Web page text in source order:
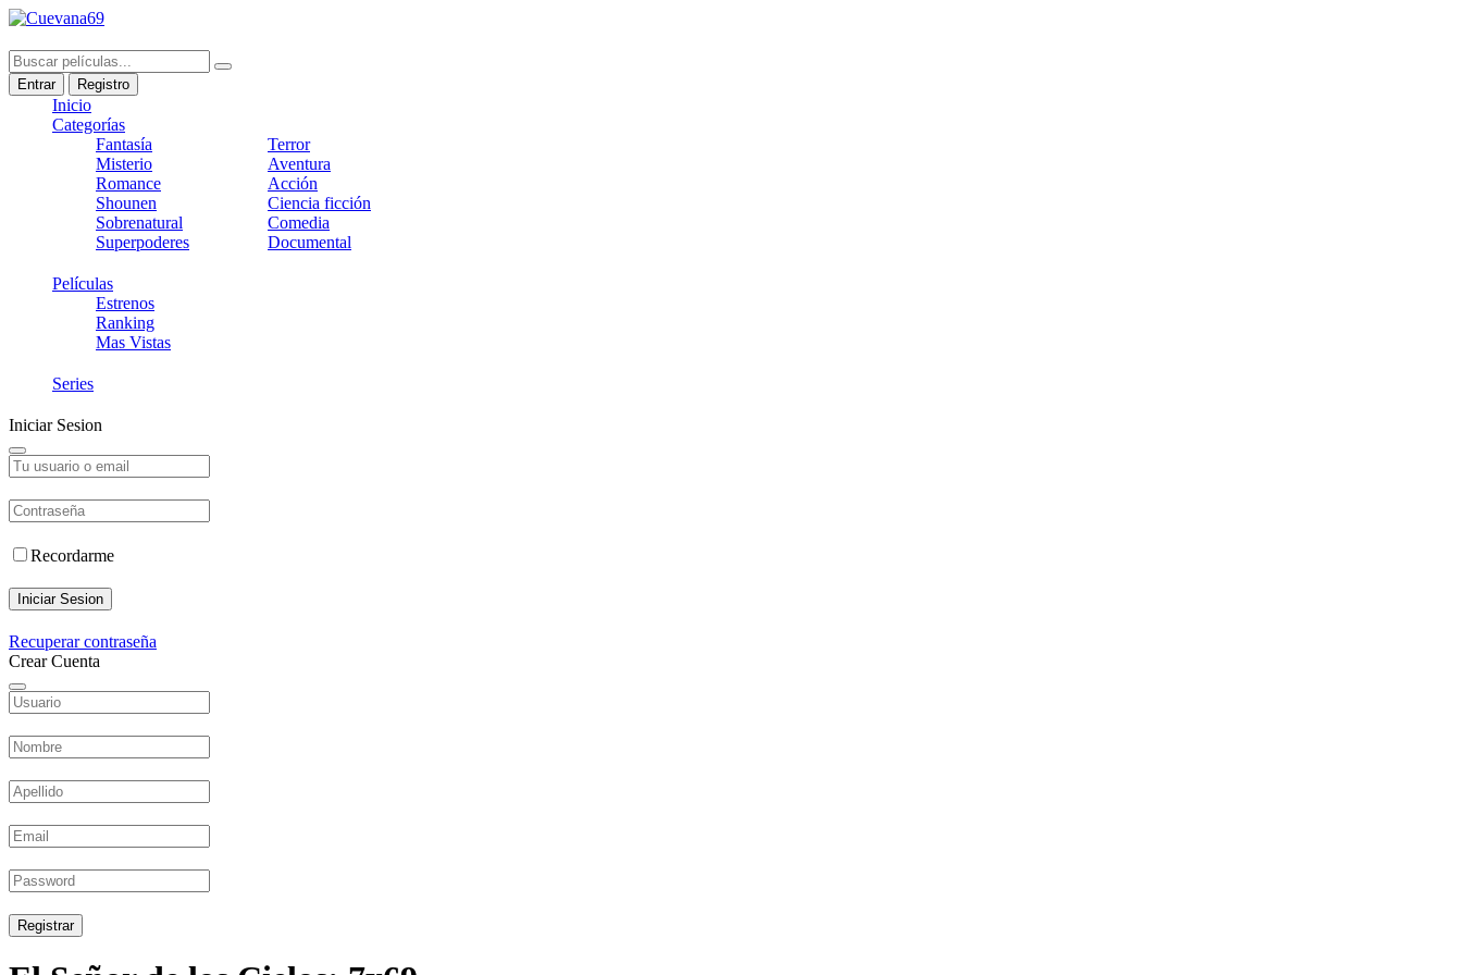
Entrar Registro
Inicio
Categorías
Fantasía
Misterio
Romance
Shounen
Sobrenatural
Superpoderes
Terror
Aventura
Acción
Ciencia ficción
Comedia
Documental
Películas
Estrenos
Ranking
Mas Vistas
Series
Iniciar Sesion
Recordarme
Iniciar Sesion
Recuperar contraseña
Crear Cuenta
Registrar